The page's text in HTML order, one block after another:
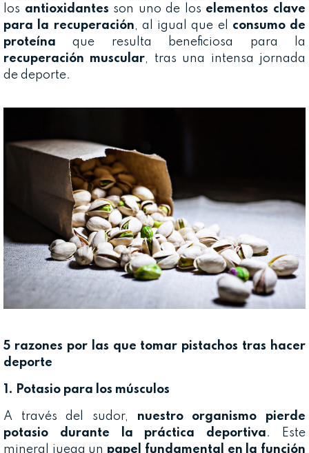
los antioxidantes son uno de los elementos clave
para la recuperación, al igual que el consumo de
proteína que resulta beneficiosa para la
recuperación muscular, tras una intensa jornada
de deporte.
5 razones por las que tomar pistachos tras hacer
deporte
1. Potasio para los músculos
A través del sudor, nuestro organismo pierde
potasio durante la práctica deportiva. Este
mineral juega un papel fundamental en la función